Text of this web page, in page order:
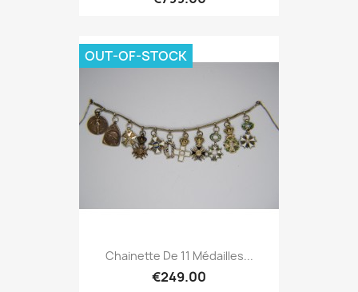
Chainette De 11 Médailles...
€249.00
OUT-OF-STOCK